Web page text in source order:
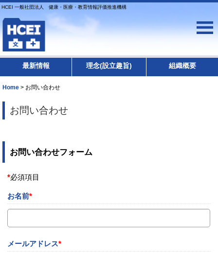
HCEI 一般社団法人 健康・医療・教育情報評価推進機構
最新情報 理念(設立趣旨) 組織概要
Home > お問い合わせ
お問い合わせ
お問い合わせフォーム
*必須項目
お名前*
メールアドレス*